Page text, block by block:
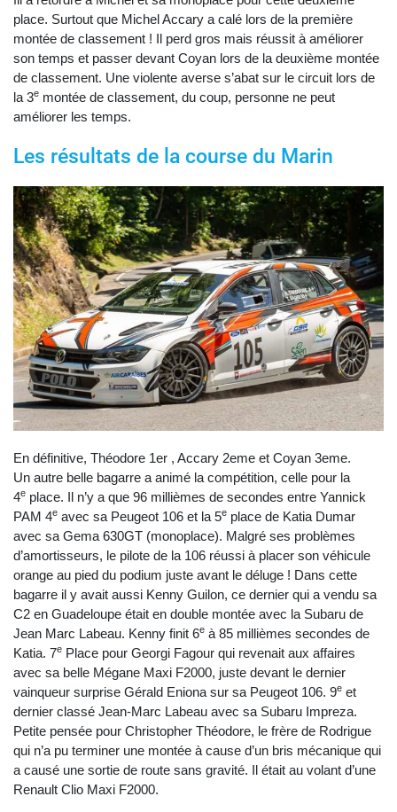
place. Surtout que Michel Accary a calé lors de la première
montée de classement ! Il perd gros mais réussit à améliorer
son temps et passer devant Coyan lors de la deuxième montée
de classement. Une violente averse s’abat sur le circuit lors de
la 3e montée de classement, du coup, personne ne peut
améliorer les temps.
Les résultats de la course du Marin
En définitive, Théodore 1er , Accary 2eme et Coyan 3eme.
Un autre belle bagarre a animé la compétition, celle pour la
4e place. Il n’y a que 96 millièmes de secondes entre Yannick
PAM 4e avec sa Peugeot 106 et la 5e place de Katia Dumar
avec sa Gema 630GT (monoplace). Malgré ses problèmes
d’amortisseurs, le pilote de la 106 réussi à placer son véhicule
orange au pied du podium juste avant le déluge ! Dans cette
bagarre il y avait aussi Kenny Guilon, ce dernier qui a vendu sa
C2 en Guadeloupe était en double montée avec la Subaru de
Jean Marc Labeau. Kenny finit 6e à 85 millièmes secondes de
Katia. 7e Place pour Georgi Fagour qui revenait aux affaires
avec sa belle Mégane Maxi F2000, juste devant le dernier
vainqueur surprise Gérald Eniona sur sa Peugeot 106. 9e et
dernier classé Jean-Marc Labeau avec sa Subaru Impreza.
Petite pensée pour Christopher Théodore, le frère de Rodrigue
qui n’a pu terminer une montée à cause d’un bris mécanique qui
a causé une sortie de route sans gravité. Il était au volant d’une
Renault Clio Maxi F2000.